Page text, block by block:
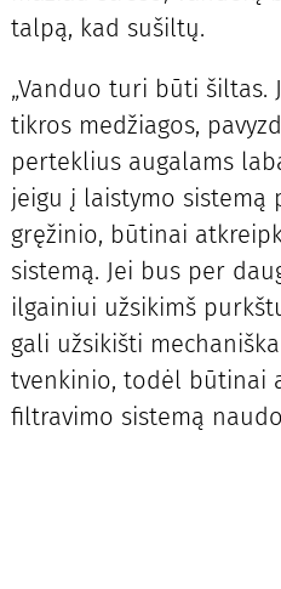
talpą, kad sušiltų.
„Vanduo turi būti šiltas.
tikros medžiagos,
perteklius augalams
jeigu į laistymo sistemą
gręžinio, būtinai
sistemą. Jei bus per
ilgainiui užsikimš
gali užsikišti
tvenkinio, todėl būtinai
filtravimo sistemą